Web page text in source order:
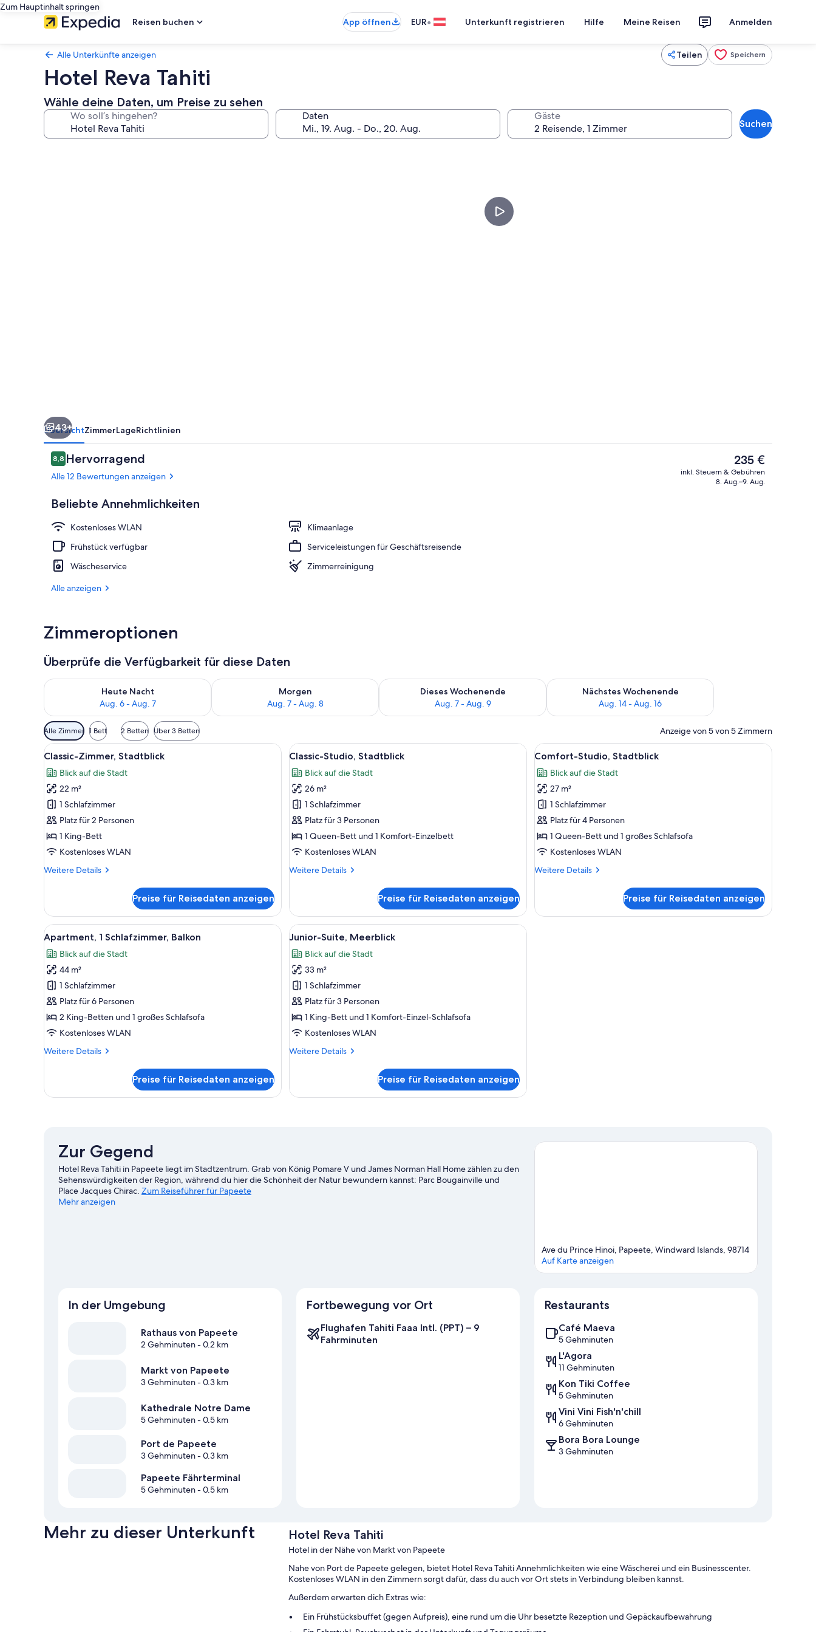
Zum Hauptinhalt springen
Reisen buchen
App öffnen EUR• Unterkunft registrieren Hilfe Meine Reisen Anmelden
Alle Unterkünfte anzeigen Teilen Speichern
Hotel Reva Tahiti
Wähle deine Daten, um Preise zu sehen
Wo soll’s hingehen? Daten Gäste
Suchen
Tägliches Frühstücksbuffet gegen
43+
ÜbersichtZimmerLageRichtlinien
Bewertungen
8,88,8 von 10.
Hervorragend
Alle 12 Bewertungen anzeigen
Beliebte Annehmlichkeiten
Kostenloses WLAN
Klimaanlage
Frühstück verfügbar
Serviceleistungen für Geschäftsreisende
Wäscheservice
Zimmerreinigung
Alle anzeigen
Der
aktuelle
Preis
235 €
inkl. Steuern & Gebühren
8. Aug.–9. Aug.
Zimmeroptionen
Überprüfe die Verfügbarkeit für diese Daten
Heute Nacht
Aug. 6 - Aug. 7
Überprüfe die Verfügbarkeit für heute Nacht, Aug. 6 - Aug. 7.
Morgen
Aug. 7 - Aug. 8
Überprüfe die Verfügbarkeit für morgen, Aug. 7 - Aug. 8.
Dieses Wochenende
Aug. 7 - Aug. 9
Überprüfe die Verfügbarkeit für dieses Wochenende, Aug. 7 - Aug. 9.
Nächstes Wochenende
Aug. 14 - Aug. 16
Überprüfe die Verfügbarkeit für nächstes Wochenende, Aug.
Verfügbare
Filter
für
Zimmer
Alle Zimmer 1 Bett 2 Betten Über 3 Betten Anzeige von 5 von 5 Zimmern
Alle
Fotos
für
Classic-
Zimmer,
Stadtblick
anzeigen
Ein modernes Schlafzimmer mit einem großen Bett, Holzboden, gemustertem Wandpapier und Nachttischlampen.
5
Classic-Zimmer, Stadtblick
Blick auf die Stadt
22 m²
1 Schlafzimmer
Platz für 2 Personen
1 King-Bett
Kostenloses WLAN
Weitere Details
Weitere
Zimmer,
Stadtblick
Preise für Reisedaten anzeigen
Alle
Fotos
für
Classic-
Studio,
Stadtblick
anzeigen
Ein modernes Hotelzimmer mit einem großen Bett, einem kleinen runden Tisch, einer Couch und einer Wand mit
5
Classic-Studio, Stadtblick
Blick auf die Stadt
26 m²
1 Schlafzimmer
Platz für 3 Personen
1 Queen-Bett und 1 Komfort-Einzelbett
Kostenloses WLAN
Weitere Details
Weitere
Studio,
Stadtblick
Preise für Reisedaten anzeigen
Alle
Fotos
für
Comfort-
Studio,
Stadtblick
anzeigen
Ein modernes Hotelzimmer mit einem
5
Comfort-Studio, Stadtblick
Blick auf die Stadt
27 m²
1 Schlafzimmer
Platz für 4 Personen
1 Queen-Bett und 1 großes Schlafsofa
Kostenloses WLAN
Weitere Details
Weitere
Studio,
Preise für Reisedaten anzeigen
Alle
Fotos
für
Apartment,
Schlafzimmer,
Balkon
anzeigen
Apartment, 1 Schlafzimmer, Balkon | Zimmersafe, Verdunkelungsvorhänge, Bügeleisen/Bügelbrett
5
Apartment, 1 Schlafzimmer, Balkon
Blick auf die Stadt
44 m²
1 Schlafzimmer
Platz für 6 Personen
2 King-Betten und 1 großes Schlafsofa
Kostenloses WLAN
Weitere Details
Weitere
1
Preise für Reisedaten anzeigen
Alle
Fotos
für
Junior-
Suite,
Meerblick
anzeigen
Ein Hotelzimmer mit einem großen Bett, einem an der Wand befestigten Fernseher, einem Sessel und Blick auf
7
Junior-Suite, Meerblick
Blick auf die Stadt
33 m²
1 Schlafzimmer
Platz für 3 Personen
1 King-Bett und 1 Komfort-Einzel-Schlafsofa
Kostenloses WLAN
Weitere Details
Weitere
Suite,
Preise für Reisedaten anzeigen
Zur Gegend
Hotel Reva Tahiti in Papeete liegt im Stadtzentrum. Grab von König Pomare V und James Norman Hall Home zählen zu den
Sehenswürdigkeiten der Region, während du hier die Schönheit der Natur bewundern kannst: Parc Bougainville und
Place Jacques Chirac. Zum Reiseführer für Papeete
Mehr anzeigen
Ave du Prince Hinoi, Papeete, Windward Islands, 98714
Auf Karte anzeigen
In der Umgebung
Rathaus von Papeete
2 Gehminuten- 0.2 km
Markt von Papeete
3 Gehminuten- 0.3 km
Kathedrale Notre Dame
5 Gehminuten- 0.5 km
Port de Papeete
3 Gehminuten- 0.3 km
Papeete Fährterminal
5 Gehminuten- 0.5 km
Fortbewegung vor Ort
Flughafen Tahiti Faaa Intl. (PPT) – 9
Fahrminuten
Restaurants
Café Maeva
5 Gehminuten
L'Agora
11 Gehminuten
Kon Tiki Coffee
5 Gehminuten
Vini Vini Fish'n'chill
6 Gehminuten
Bora Bora Lounge
3 Gehminuten
Mehr zu dieser Unterkunft Hotel Reva Tahiti
Hotel in der Nähe von Markt von Papeete
Nahe von Port de Papeete gelegen, bietet Hotel Reva Tahiti Annehmlichkeiten wie eine Wäscherei und ein Businesscenter.
Kostenloses WLAN in den Zimmern sorgt dafür, dass du auch vor Ort stets in Verbindung bleiben kannst.
Außerdem erwarten dich Extras wie:
Ein Frühstücksbuffet (gegen Aufpreis), eine rund um die Uhr besetzte Rezeption und Gepäckaufbewahrung